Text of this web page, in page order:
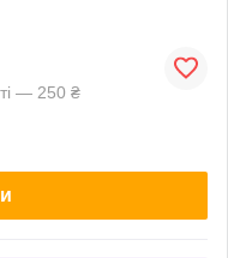
— 250 ₴